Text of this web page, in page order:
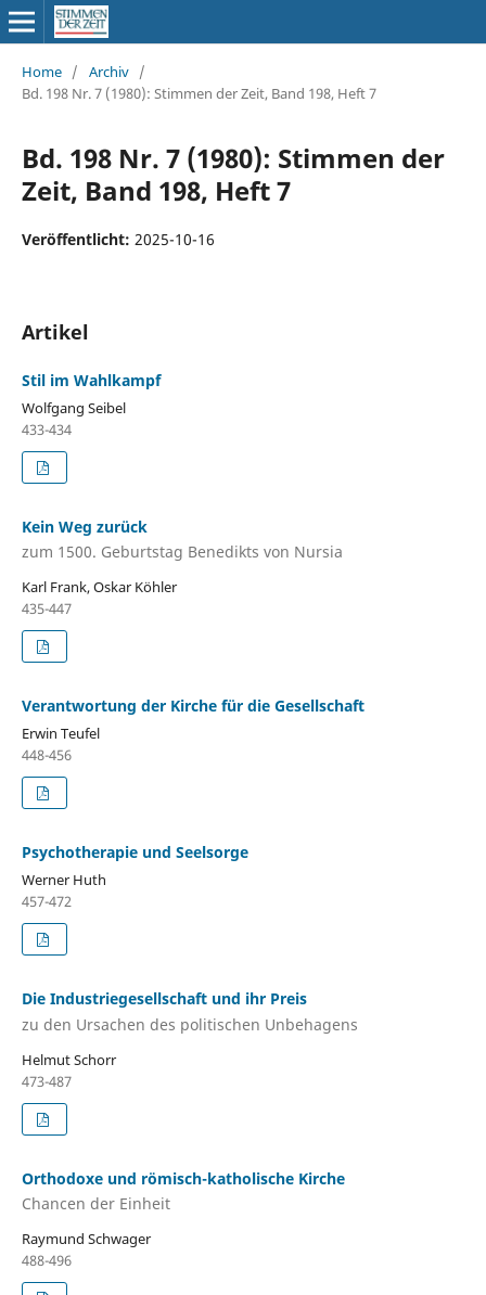
Home / Archiv /
Bd. 198 Nr. 7 (1980): Stimmen der Zeit, Band 198, Heft 7
Bd. 198 Nr. 7 (1980): Stimmen der
Zeit, Band 198, Heft 7
Veröffentlicht: 2025-10-16
Artikel
Stil im Wahlkampf
Wolfgang Seibel
433-434
Kein Weg zurück
zum 1500. Geburtstag Benedikts von Nursia
Karl Frank, Oskar Köhler
435-447
Verantwortung der Kirche für die Gesellschaft
Erwin Teufel
448-456
Psychotherapie und Seelsorge
Werner Huth
457-472
Die Industriegesellschaft und ihr Preis
zu den Ursachen des politischen Unbehagens
Helmut Schorr
473-487
Orthodoxe und römisch-katholische Kirche
Chancen der Einheit
Raymund Schwager
488-496